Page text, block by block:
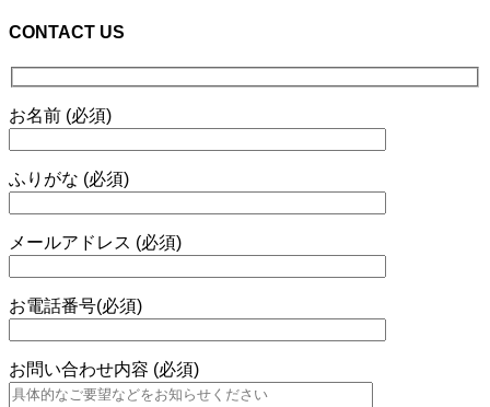
CONTACT US
お名前 (必須)
ふりがな (必須)
メールアドレス (必須)
お電話番号(必須)
お問い合わせ内容 (必須)